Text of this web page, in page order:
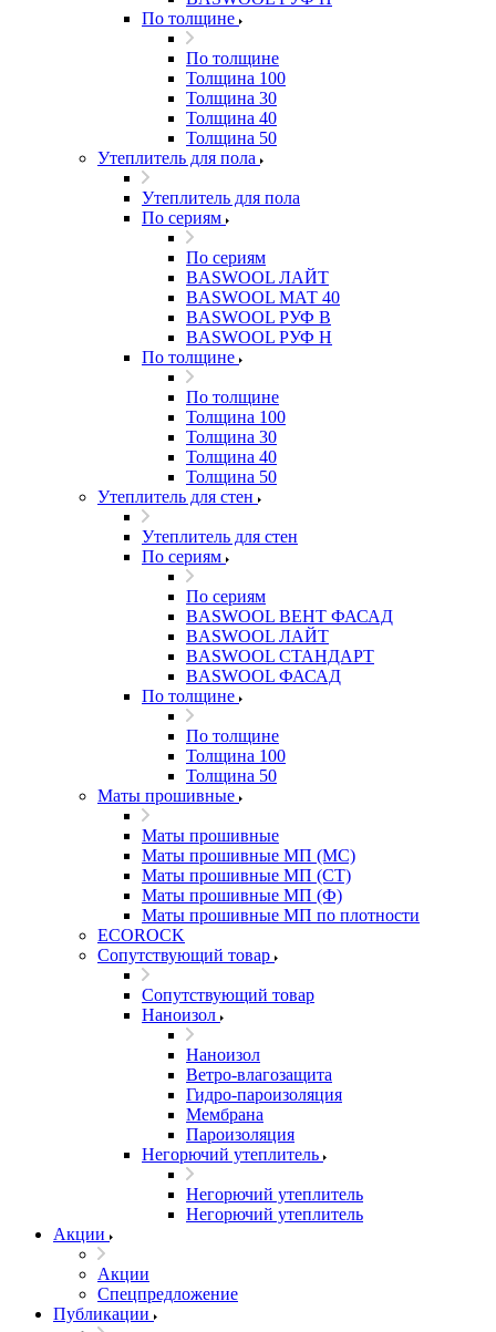
По толщине
По толщине
Толщина 100
Толщина 30
Толщина 40
Толщина 50
Утеплитель для пола
Утеплитель для пола
По сериям
По сериям
BASWOOL ЛАЙТ
BASWOOL МАТ 40
BASWOOL РУФ В
BASWOOL РУФ Н
По толщине
По толщине
Толщина 100
Толщина 30
Толщина 40
Толщина 50
Утеплитель для стен
Утеплитель для стен
По сериям
По сериям
BASWOOL ВЕНТ ФАСАД
BASWOOL ЛАЙТ
BASWOOL СТАНДАРТ
BASWOOL ФАСАД
По толщине
По толщине
Толщина 100
Толщина 50
Маты прошивные
Маты прошивные
Маты прошивные МП (МС)
Маты прошивные МП (СТ)
Маты прошивные МП (Ф)
Маты прошивные МП по плотности
ECOROCK
Сопутствующий товар
Сопутствующий товар
Наноизол
Наноизол
Ветро-влагозащита
Гидро-пароизоляция
Мембрана
Пароизоляция
Негорючий утеплитель
Негорючий утеплитель
Негорючий утеплитель
Акции
Акции
Спецпредложение
Публикации